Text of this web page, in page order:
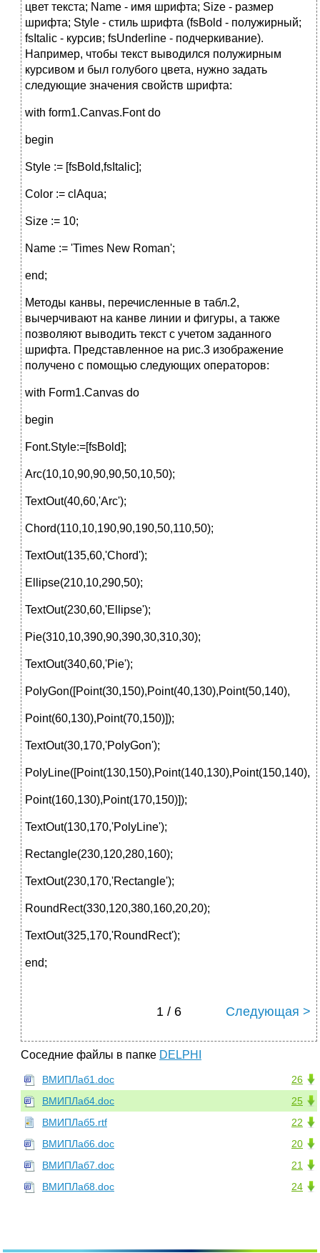
цвет текста; Name - имя шрифта; Size - размер
шрифта; Style - стиль шрифта (fsBold - полужирный;
fsItalic - курсив; fsUnderline - подчеркивание).
Например, чтобы текст выводился полужирным
курсивом и был голубого цвета, нужно задать
следующие значения свойств шрифта:
with form1.Canvas.Font do
begin
Style := [fsBold,fsItalic];
Color := clAqua;
Size := 10;
Name := 'Times New Roman';
end;
Методы канвы, перечисленные в табл.2,
вычерчивают на канве линии и фигуры, а также
позволяют выводить текст с учетом заданного
шрифта. Представленное на рис.3 изображение
получено с помощью следующих операторов:
with Form1.Canvas do
begin
Font.Style:=[fsBold];
Arc(10,10,90,90,90,50,10,50);
TextOut(40,60,'Arc');
Chord(110,10,190,90,190,50,110,50);
TextOut(135,60,'Chord');
Ellipse(210,10,290,50);
TextOut(230,60,'Ellipse');
Pie(310,10,390,90,390,30,310,30);
TextOut(340,60,'Pie');
PolyGon([Point(30,150),Point(40,130),Point(50,140),
Point(60,130),Point(70,150)]);
TextOut(30,170,'PolyGon');
PolyLine([Point(130,150),Point(140,130),Point(150,140),
Point(160,130),Point(170,150)]);
TextOut(130,170,'PolyLine');
Rectangle(230,120,280,160);
TextOut(230,170,'Rectangle');
RoundRect(330,120,380,160,20,20);
TextOut(325,170,'RoundRect');
end;
1 / 6 Следующая >
Соседние файлы в папке DELPHI
26
ВМИПЛаб1.doc
25
ВМИПЛаб4.doc
22
ВМИПЛаб5.rtf
20
ВМИПЛаб6.doc
21
ВМИПЛаб7.doc
24
ВМИПЛаб8.doc